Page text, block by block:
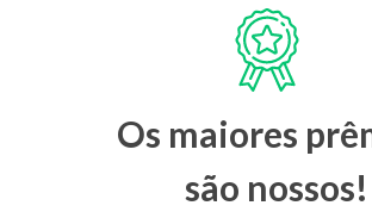
Os maiores
são nossos!